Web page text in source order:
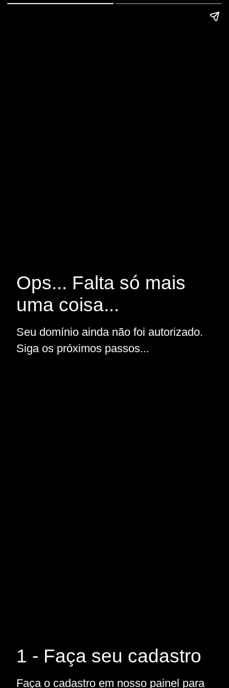
Ops... Falta só mais
uma coisa...
Seu domínio ainda não foi autorizado.
Siga os próximos passos...
1 - Faça seu cadastro
Faça o cadastro em nosso painel para